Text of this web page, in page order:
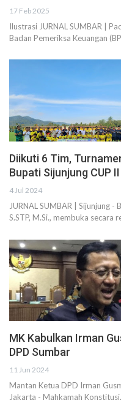
17 Feb 2025
Ilustrasi JURNAL SUMBAR |
Badan Pemeriksa Keuangan
Diikuti 6 Tim,
Bupati Sijunjung CUP
4 Jul 2024
JURNAL SUMBAR | Sijunjung -
S.STP, M.Si., membuka secara
MK Kabulkan Irman
DPD Sumbar
11 Jun 2024
Mantan Ketua DPD Irman
Jakarta - Mahkamah